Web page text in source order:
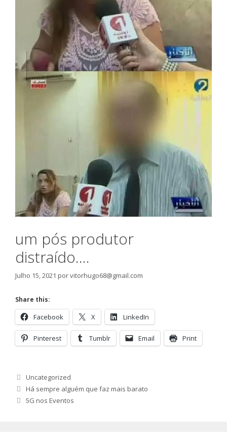
um pós produtor
distraído….
Julho 15, 2021 porvitorhugo68@gmail.com
Share this:
Facebook X LinkedIn
Pinterest Tumblr Email Print
Categorias
Uncategorized
Há sempre alguém que faz mais barato
5G nos Eventos